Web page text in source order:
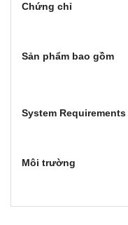
Chứng chỉ
Sản phẩm bao gồm
System Requirements
Môi trường